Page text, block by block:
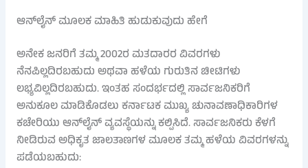
ಆನ್‌ಲೈನ್ ಮೂಲಕ ಮಾಹಿತಿ ಹುಡುಕುವುದು ಹೇಗೆ
ಅನೇಕ ಜನರಿಗೆ ತಮ್ಮ 2002ರ ಮತದಾರರ ವಿವರಗಳು
ನೆನಪಿಲ್ಲದಿರಬಹುದು ಅಥವಾ ಹಳೆಯ ಗುರುತಿನ ಚೀಟಿಗಳು
ಲಭ್ಯವಿಲ್ಲದಿರಬಹುದು. ಇಂತಹ ಸಂದರ್ಭದಲ್ಲಿ ಸಾರ್ವಜನಿಕರಿಗೆ
ಅನುಕೂಲ ಮಾಡಿಕೊಡಲು ಕರ್ನಾಟಕ ಮುಖ್ಯ ಚುನಾವಣಾಧಿಕಾರಿಗಳ
ಕಚೇರಿಯು ಆನ್‌ಲೈನ್ ವ್ಯವಸ್ಥೆಯನ್ನು ಕಲ್ಪಿಸಿದೆ. ಸಾರ್ವಜನಿಕರು ಕೆಳಗೆ
ನೀಡಿರುವ ಅಧಿಕೃತ ಜಾಲತಾಣಗಳ ಮೂಲಕ ತಮ್ಮ ಹಳೆಯ ವಿವರಗಳನ್ನು
ಪಡೆಯಬಹುದು: